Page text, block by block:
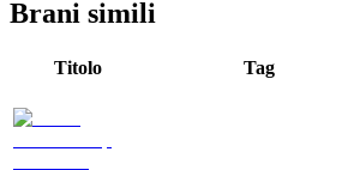
Brani simili
Titolo Tag